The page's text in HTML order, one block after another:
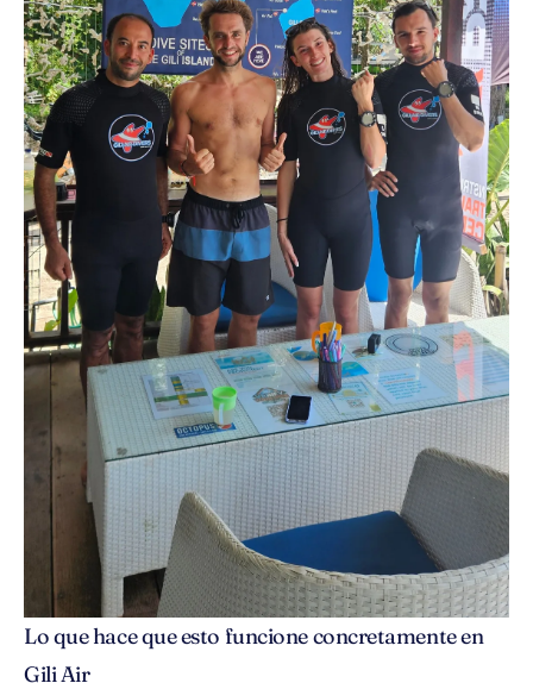
Lo que hace que esto funcione concretamente en
Gili Air